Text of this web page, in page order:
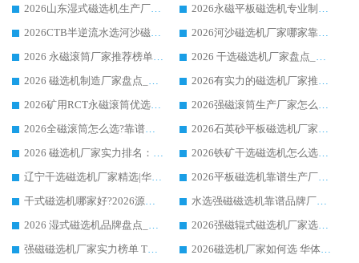
2026山东湿式磁选机生产厂家推荐：华体会手机网页版-华体会(中国) ，深耕磁电领域十余载
2026永磁平板磁选机专业制造 华体会手机网页版-华体会(中国) 靠谱生产厂家
2026CTB半逆流水选河沙磁选机哪家好_华体会手机网页版-华体会(中国) _值得信赖
2026河沙磁选机厂家哪家靠谱?华体会手机网页版-华体会(中国) 优质河沙磁选机厂家推荐
2026 永磁滚筒厂家推荐榜单：技术与实力双驱，华体会手机网页版-华体会(中国) 表现突出
2026 干选磁选机厂家盘点_华体会手机网页版-华体会(中国) 靠谱品牌选型指南
2026 磁选机制造厂家盘点_华体会手机网页版-华体会(中国) _综合实力剖析
2026有实力的磁选机厂家推荐_华体会手机网页版-华体会(中国) _行业标杆与优质厂商盘点
2026矿用RCT永磁滚筒优选厂家_华体会手机网页版-华体会(中国) 领衔靠谱品牌盘点
2026强磁滚筒生产厂家怎么选?行业口碑推荐华体会手机网页版-华体会(中国)
2026全磁滚筒怎么选?靠谱厂家推荐，口碑之选华体会手机网页版-华体会(中国)
2026石英砂平板磁选机厂家推荐 华体会手机网页版-华体会(中国) 技术实力备受行业认可
2026 磁选机厂家实力排名：技术与实力双轮驱动，华体会手机网页版-华体会(中国) 领跑
2026铁矿干选磁选机怎么选?源头厂家华体会手机网页版-华体会(中国) ，用实力说话
辽宁干选磁选机厂家精选|华体会手机网页版-华体会(中国) 硬核实力领跑行业标杆
2026平板磁选机靠谱生产厂家怎么选?行业标杆华体会手机网页版-华体会(中国) ，凭硬实力脱颖而出
干式磁选机哪家好?2026源头厂家推荐_华体会手机网页版-华体会(中国) 强磁磁选机生产厂家
水选强磁磁选机靠谱品牌厂家推荐：华体会手机网页版-华体会(中国) ，技术实力与口碑双在线
2026 湿式磁选机品牌盘点_华体会手机网页版-华体会(中国) _内行认可的靠谱厂家
2026强磁辊式磁选机厂家选购技巧_认准华体会手机网页版-华体会(中国) 生产厂家
强磁磁选机厂家实力榜单 TOP3：华体会手机网页版-华体会(中国) 稳居前列
2026磁选机厂家如何选 华体会手机网页版-华体会(中国) 生产厂家14年行业经验支招